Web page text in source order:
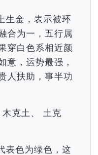
生金，表示被环
合为一，五行属
穿白色系相近颜
意，运势最强，
人扶助，事半功
克土、 土克
表色为绿色，这